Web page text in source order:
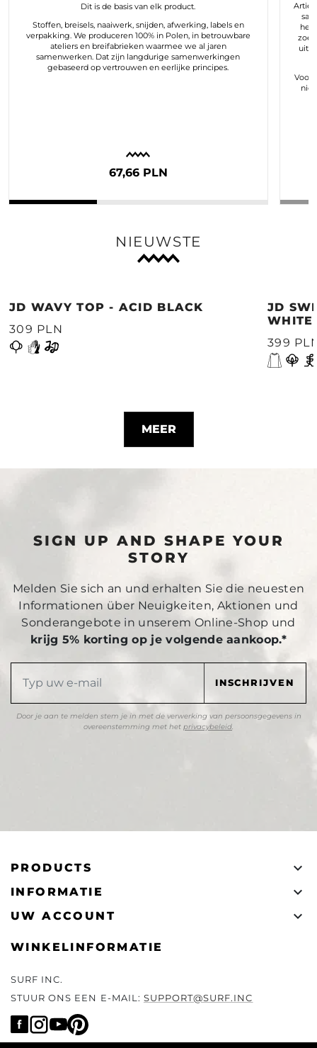
Dit is de basis van elk product.
Stoffen, breisels, naaiwerk, snijden, afwerking, labels en
verpakking. We produceren 100% in Polen, in betrouwbare
ateliers en breifabrieken waarmee we al jaren
samenwerken. Dat zijn langdurige samenwerkingen
gebaseerd op vertrouwen en eerlijke principes.
67,66 PLN
uit
Voor
NIEUWSTE
JD WAVY TOP - ACID BLACK
309 PLN
JD
WHITE
399
MEER
SIGN UP AND SHAPE YOUR
STORY
Melden Sie sich an und erhalten Sie die neuesten
Informationen über Neuigkeiten, Aktionen und
Sonderangebote in unserem Online-Shop und
krijg 5% korting op je volgende aankoop.*
Door je aan te melden stem je in met de verwerking van persoonsgegevens in
overeenstemming met het privacybeleid.
PRODUCTS 
INFORMATIE 
UW ACCOUNT 
WINKELINFORMATIE
SURF INC.
STUUR ONS EEN E-MAIL: SUPPORT@SURF.INC